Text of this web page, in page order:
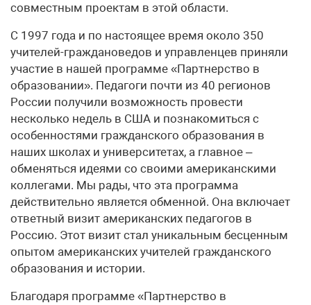
совместным проектам в этой области.
С 1997 года и по настоящее время около 350
учителей-граждановедов и управленцев приняли
участие в нашей программе «Партнерство в
образовании». Педагоги почти из 40 регионов
России получили возможность провести
несколько недель в США и познакомиться с
особенностями гражданского образования в
наших школах и университетах, а главное –
обменяться идеями со своими американскими
коллегами. Мы рады, что эта программа
действительно является обменной. Она включает
ответный визит американских педагогов в
Россию. Этот визит стал уникальным бесценным
опытом американских учителей гражданского
образования и истории.
Благодаря программе «Партнерство в